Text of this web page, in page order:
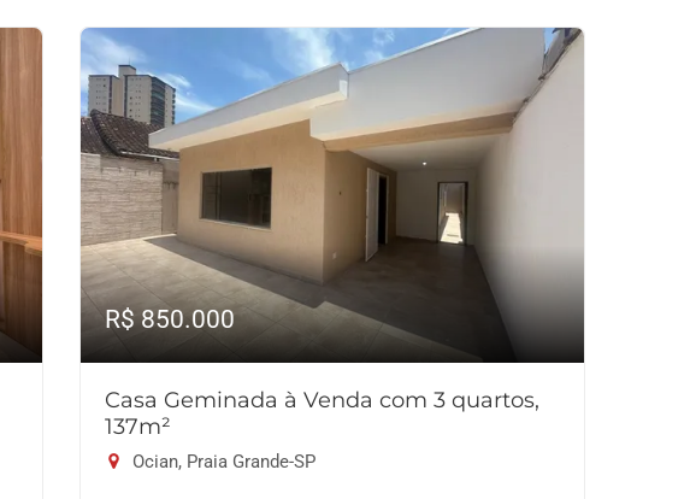
R$ 850.000
Casa Geminada à Venda com 3 quartos,
137m²
Ocian, Praia Grande-SP